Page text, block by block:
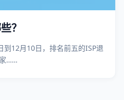
？
12月10日，排名前五的ISP退
……